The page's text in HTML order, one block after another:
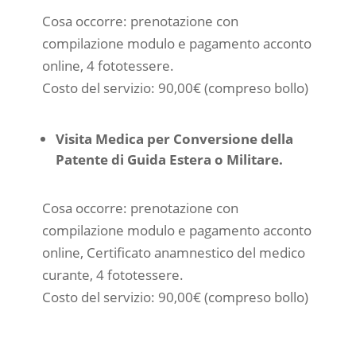
Cosa occorre: prenotazione con
compilazione modulo e pagamento acconto
online, 4 fototessere.
Costo del servizio: 90,00€ (compreso bollo)
Visita Medica per Conversione della
Patente di Guida Estera o Militare.
Cosa occorre: prenotazione con
compilazione modulo e pagamento acconto
online, Certificato anamnestico del medico
curante, 4 fototessere.
Costo del servizio: 90,00€ (compreso bollo)